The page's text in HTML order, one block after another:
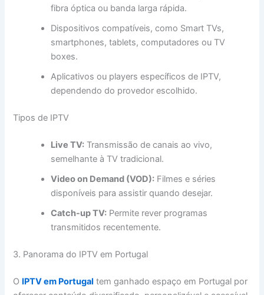
fibra óptica ou banda larga rápida.
Dispositivos compatíveis, como Smart TVs,
smartphones, tablets, computadores ou TV
boxes.
Aplicativos ou players específicos de IPTV,
dependendo do provedor escolhido.
Tipos de IPTV
Live TV: Transmissão de canais ao vivo,
semelhante à TV tradicional.
Video on Demand (VOD): Filmes e séries
disponíveis para assistir quando desejar.
Catch-up TV: Permite rever programas
transmitidos recentemente.
3. Panorama do IPTV em Portugal
O IPTV em Portugal tem ganhado espaço em Portugal por